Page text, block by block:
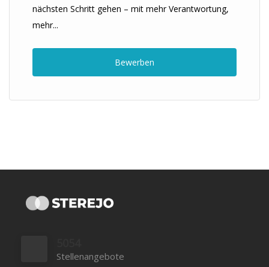
nächsten Schritt gehen – mit mehr Verantwortung,
mehr...
Bewerben
Stellenangebote